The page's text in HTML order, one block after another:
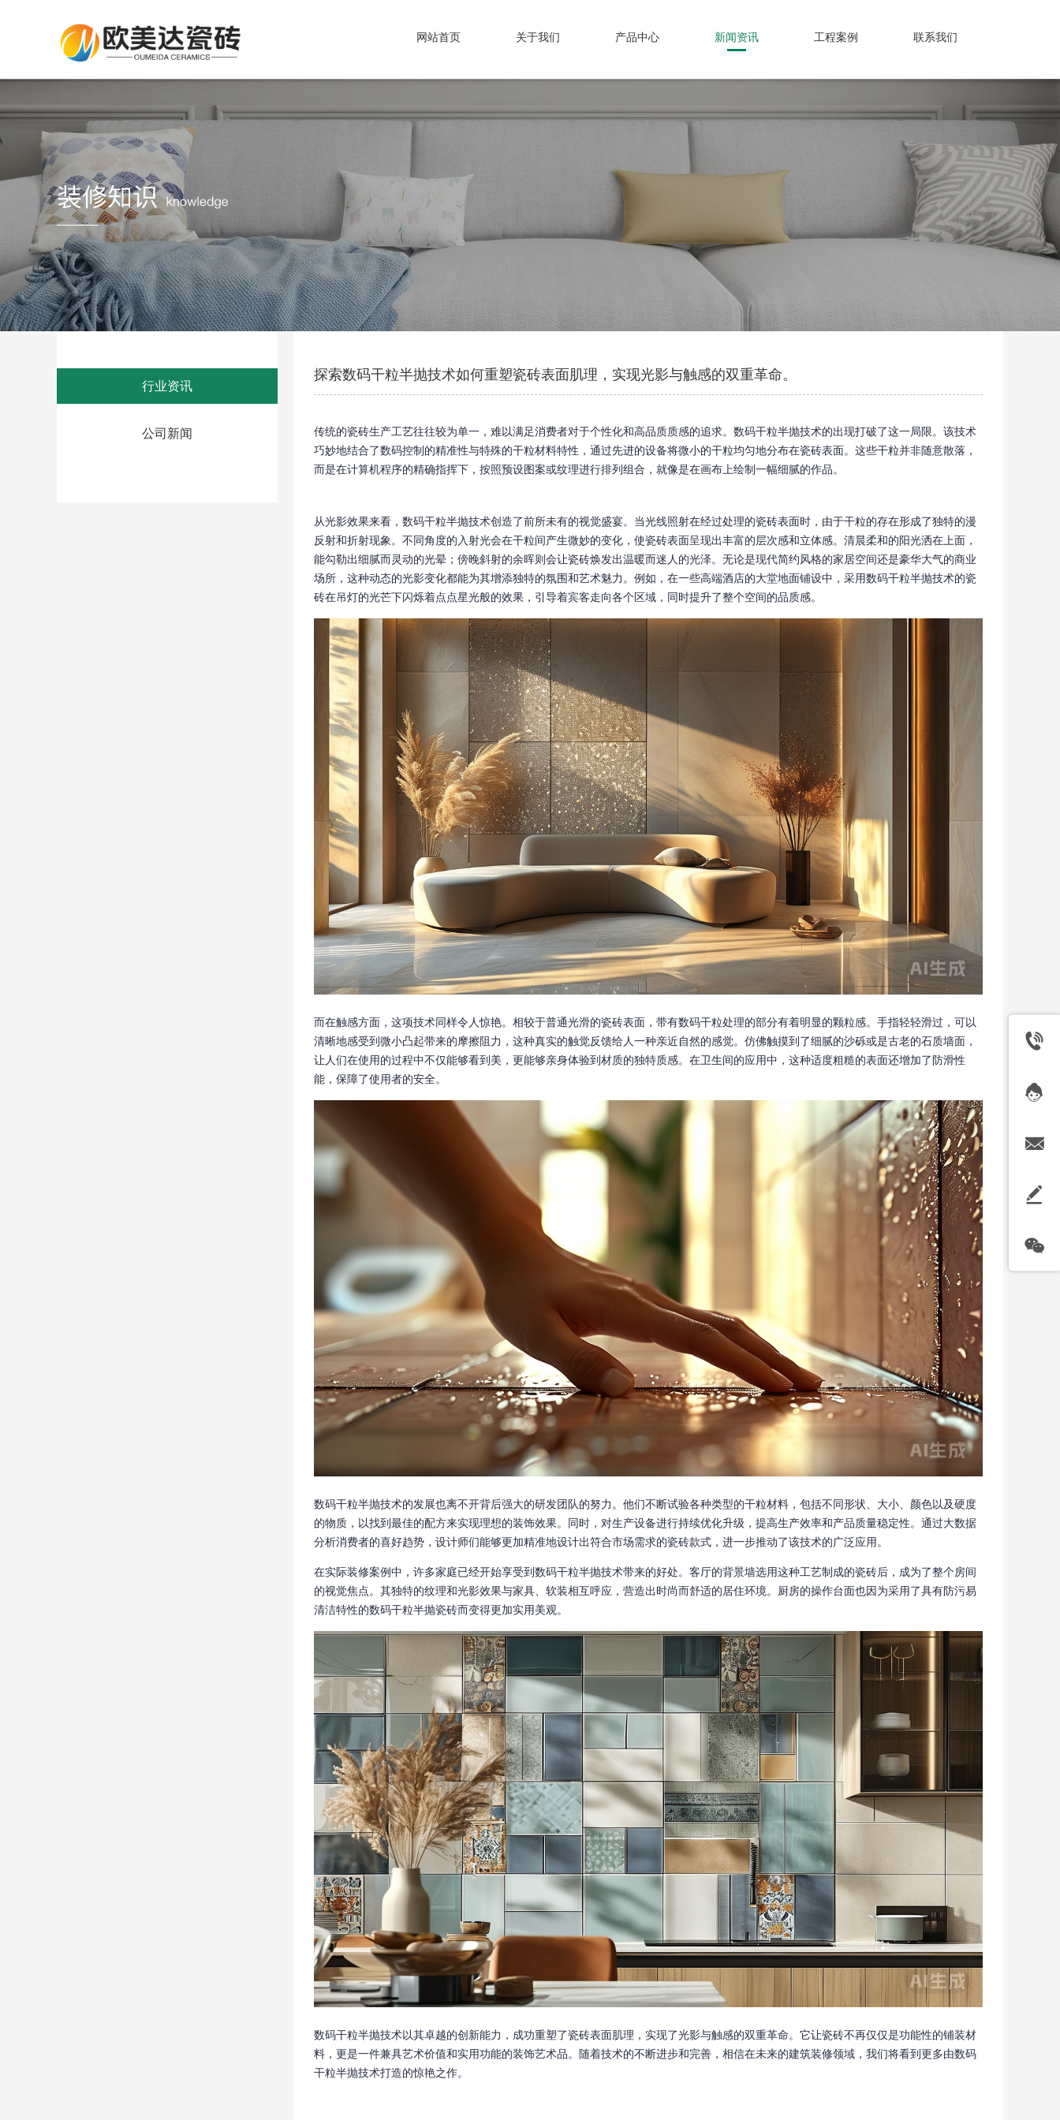
网站首页 关于我们 产品中心 新闻资讯 工程案例 联系我们
行业资讯
公司新闻
探索数码干粒半抛技术如何重塑瓷砖表面肌理，实现光影与触感的双重革命。
传统的瓷砖生产工艺往往较为单一，难以满足消费者对于个性化和高品质质感的追求。数码干粒半抛技术的出现打破了这一局限。该技术
巧妙地结合了数码控制的精准性与特殊的干粒材料特性，通过先进的设备将微小的干粒均匀地分布在瓷砖表面。这些干粒并非随意散落，
而是在计算机程序的精确指挥下，按照预设图案或纹理进行排列组合，就像是在画布上绘制一幅细腻的作品。
从光影效果来看，数码干粒半抛技术创造了前所未有的视觉盛宴。当光线照射在经过处理的瓷砖表面时，由于干粒的存在形成了独特的漫
反射和折射现象。不同角度的入射光会在干粒间产生微妙的变化，使瓷砖表面呈现出丰富的层次感和立体感。清晨柔和的阳光洒在上面，
能勾勒出细腻而灵动的光晕；傍晚斜射的余晖则会让瓷砖焕发出温暖而迷人的光泽。无论是现代简约风格的家居空间还是豪华大气的商业
场所，这种动态的光影变化都能为其增添独特的氛围和艺术魅力。例如，在一些高端酒店的大堂地面铺设中，采用数码干粒半抛技术的瓷
砖在吊灯的光芒下闪烁着点点星光般的效果，引导着宾客走向各个区域，同时提升了整个空间的品质感。
而在触感方面，这项技术同样令人惊艳。相较于普通光滑的瓷砖表面，带有数码干粒处理的部分有着明显的颗粒感。手指轻轻滑过，可以
清晰地感受到微小凸起带来的摩擦阻力，这种真实的触觉反馈给人一种亲近自然的感觉。仿佛触摸到了细腻的沙砾或是古老的石质墙面，
让人们在使用的过程中不仅能够看到美，更能够亲身体验到材质的独特质感。在卫生间的应用中，这种适度粗糙的表面还增加了防滑性
能，保障了使用者的安全。
数码干粒半抛技术的发展也离不开背后强大的研发团队的努力。他们不断试验各种类型的干粒材料，包括不同形状、大小、颜色以及硬度
的物质，以找到最佳的配方来实现理想的装饰效果。同时，对生产设备进行持续优化升级，提高生产效率和产品质量稳定性。通过大数据
分析消费者的喜好趋势，设计师们能够更加精准地设计出符合市场需求的瓷砖款式，进一步推动了该技术的广泛应用。
在实际装修案例中，许多家庭已经开始享受到数码干粒半抛技术带来的好处。客厅的背景墙选用这种工艺制成的瓷砖后，成为了整个房间
的视觉焦点。其独特的纹理和光影效果与家具、软装相互呼应，营造出时尚而舒适的居住环境。厨房的操作台面也因为采用了具有防污易
清洁特性的数码干粒半抛瓷砖而变得更加实用美观。
数码干粒半抛技术以其卓越的创新能力，成功重塑了瓷砖表面肌理，实现了光影与触感的双重革命。它让瓷砖不再仅仅是功能性的铺装材
料，更是一件兼具艺术价值和实用功能的装饰艺术品。随着技术的不断进步和完善，相信在未来的建筑装修领域，我们将看到更多由数码
干粒半抛技术打造的惊艳之作。